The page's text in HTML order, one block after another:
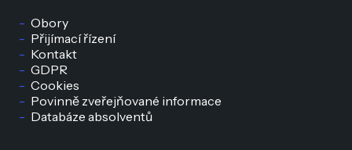
Obory
Přijímací řízení
Kontakt
GDPR
Cookies
Povinně zveřejňované informace
Databáze absolventů